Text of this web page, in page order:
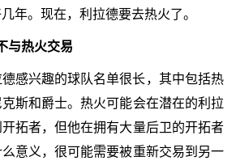
年。现在，利拉德要去热火了。
与热火交易
感兴趣的球队名单很长，其中包括热
斯和爵士。热火可能会在潜在的利拉
拓者，但他在拥有大量后卫的开拓者
意义，很可能需要被重新交易到另一